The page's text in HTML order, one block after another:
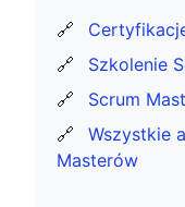
🔗
🔗
Szkolenie
🔗
Scrum
🔗
Wszystkie
Masterów